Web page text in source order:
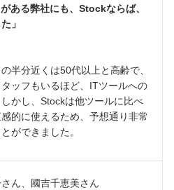
ある弊社にも、Stockならば、
」
半分近くは50代以上と高齢で、
ッフもいるほど、ITツールへの
かし、Stockは他ツールに比べ
的に使えるため、予想通り非常
ができました。
ん、國吉千恵美さん